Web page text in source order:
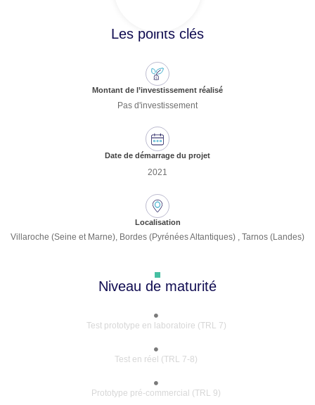
Les points clés
Montant de l’investissement réalisé
Pas d'investissement
Date de démarrage du projet
2021
Localisation
Villaroche (Seine et Marne), Bordes (Pyrénées Altantiques) , Tarnos (Landes)
Niveau de maturité
Test prototype en laboratoire (TRL 7)
Test en réel (TRL 7-8)
Prototype pré-commercial (TRL 9)